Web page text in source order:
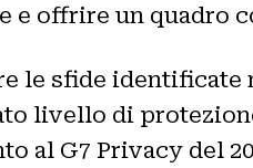
offrire un quadro
le sfide
livello di
al G7 Privacy del